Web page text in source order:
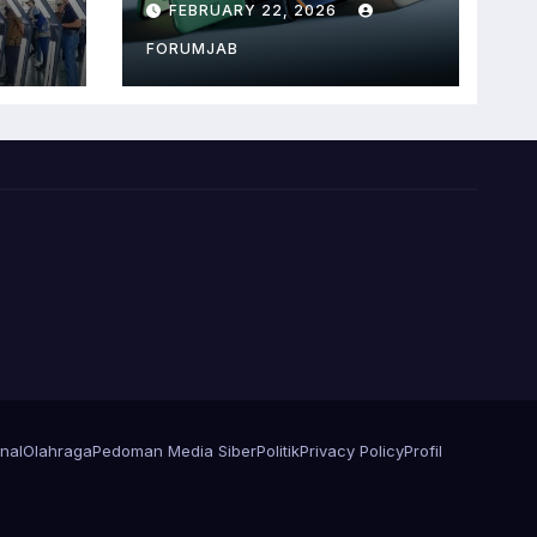
Juta
FEBRUARY 22, 2026
FORUMJAB
OlahragaPedoman Media SiberPolitikPrivacy PolicyProfil